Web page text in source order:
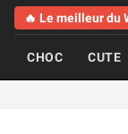
🔥 Le meilleur du
CHOC CUTE